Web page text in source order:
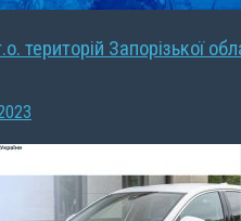
територій Запорізької